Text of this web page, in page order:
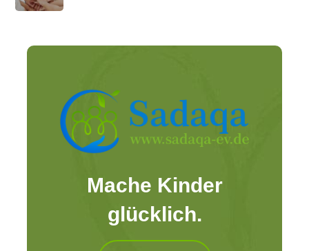
Mache Kinder
glücklich.